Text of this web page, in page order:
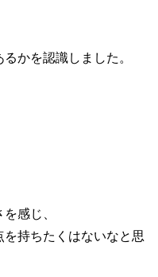
かを認識しました。
感じ、
持ちたくはないなと思